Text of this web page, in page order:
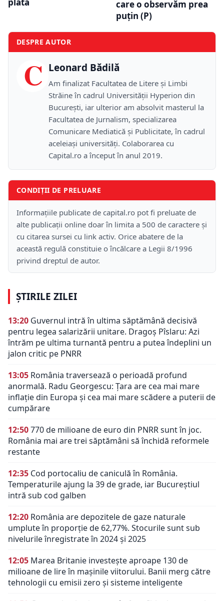
plată
care o observăm prea
puțin (P)
DESPRE AUTOR
C Leonard Bădilă
Am finalizat Facultatea de Litere și Limbi
Străine în cadrul Universității Hyperion din
București, iar ulterior am absolvit masterul la
Facultatea de Jurnalism, specializarea
Comunicare Mediatică și Publicitate, în cadrul
aceleiași universități. Colaborarea cu
Capital.ro a început în anul 2019.
CONDIȚII DE PRELUARE
Informațiile publicate de capital.ro pot fi preluate de
alte publicații online doar în limita a 500 de caractere și
cu citarea sursei cu link activ. Orice abatere de la
această regulă constituie o încălcare a Legii 8/1996
privind dreptul de autor.
ȘTIRILE ZILEI
13:20 Guvernul intră în ultima săptămână decisivă
pentru legea salarizării unitare. Dragoș Pîslaru: Azi
întrăm pe ultima turnantă pentru a putea îndeplini un
jalon critic pe PNRR
13:05 România traversează o perioadă profund
anormală. Radu Georgescu: Țara are cea mai mare
inflație din Europa și cea mai mare scădere a puterii de
cumpărare
12:50770 de milioane de euro din PNRR sunt în joc.
România mai are trei săptămâni să închidă reformele
restante
12:35 Cod portocaliu de caniculă în România.
Temperaturile ajung la 39 de grade, iar Bucureștiul
intră sub cod galben
12:20 România are depozitele de gaze naturale
umplute în proporție de 62,77%. Stocurile sunt sub
nivelurile înregistrate în 2024 și 2025
12:05 Marea Britanie investește aproape 130 de
milioane de lire în mașinile viitorului. Banii merg către
tehnologii cu emisii zero și sisteme inteligente